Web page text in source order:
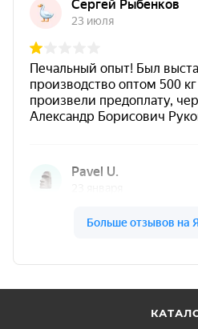
Малый расход:хорошая
в один слой толщиной от
Ремонтопригодность:
подкрасить локально.
Толщина
Рекомендуемая толщина
покрытия в зависимости от